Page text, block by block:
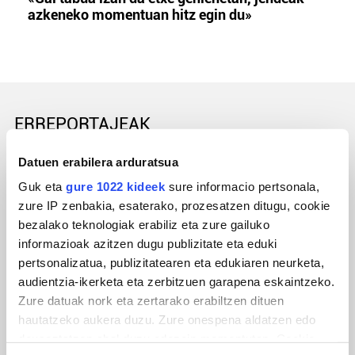
Datuen erabilera arduratsua
Guk eta gure 1022 kideek sure informacio pertsonala,
zure IP zenbakia, esaterako, prozesatzen ditugu, cookie
bezalako teknologiak erabiliz eta zure gailuko
informazioak azitzen dugu publizitate eta eduki
pertsonalizatua, publizitatearen eta edukiaren neurketa,
audientzia-ikerketa eta zerbitzuen garapena eskaintzeko.
Zure datuak nork eta zertarako erabiltzen dituen
hautatzeko aukera duzu. Zure onespena aldatzen edo
azkeneko momentuan hitz egin du»
ERREPORTAJEAK
URBIAKO FESTA
Urbiako zelaiak erromeria leku